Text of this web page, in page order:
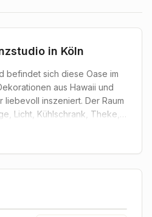
in Köln
befindet sich diese Oase im
aus Hawaii und
liebevoll inszeniert. Der Raum
Licht, Kühlschrank, Theke,
Sitzecke viele
kleiner Raum mit viel Platz
und Taschen sowie
ganz nach Ihren
Sie kennen zu lernen.